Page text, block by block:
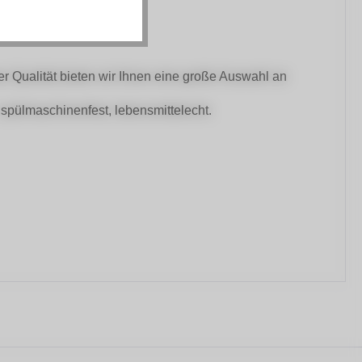
Qualität bieten wir Ihnen eine große Auswahl an
lebensmittelecht.